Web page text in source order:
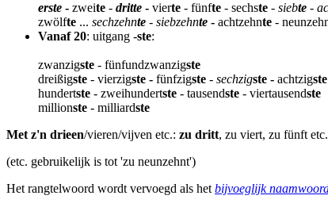
erste - zweite - dritte - vierte - fünfte - sechste - siebte -
zwölfte ... sechzehnte - siebzehnte - achtzehnte -
Vanaf 20: uitgang -ste:
zwanzig­ste - fünfundzwanzigste
dreißigste - vierzigste - fünfzigste - sechzigste - achtzigste
hundertste - zweihundert­ste - tausendste - viertausendste
millionste - milliardste
Met z'n drieen/vieren/vijven etc.: zu dritt, zu viert, zu fünft etc.
(etc. gebruikelijk is tot 'zu neunzehnt')
Het rangtelwoord wordt vervoegd als het bijvoeglijk